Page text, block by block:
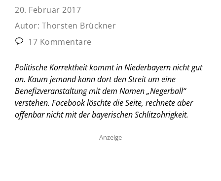
20. Februar 2017
Autor: Thorsten Brückner
17 Kommentare
Politische Korrektheit kommt in Niederbayern nicht gut
an. Kaum jemand kann dort den Streit um eine
Benefizveranstaltung mit dem Namen „Negerball“
verstehen. Facebook löschte die Seite, rechnete aber
offenbar nicht mit der bayerischen Schlitzohrigkeit.
Anzeige